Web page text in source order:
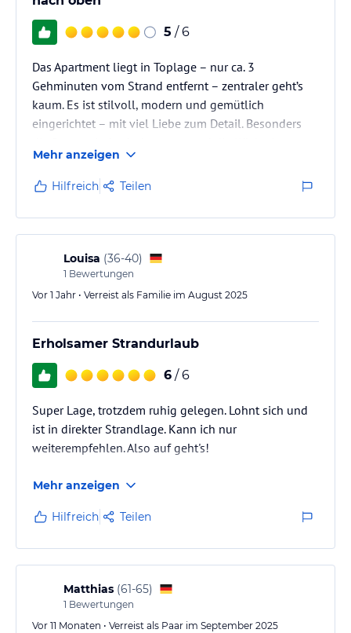
Meeresluft und die herrliche Aussicht auf das Meer.
Hinweis:
Verfasst von HolidayCheck mit Hilfe von KI. Alle
verbindlichenAngebotsdetailsdes jeweiligen Veranstalters.
5 / 6
Das Apartment liegt in Toplage – nur ca. 3
Gehminuten vom Strand entfernt – zentraler geht’s
kaum. Es ist stilvoll, modern und gemütlich
eingerichtet – mit viel Liebe zum Detail. Besonders
wirklich gut ausgestattet: Backofen, Spülmaschine,
schönes Geschirr, Toaster, Kaffeemaschine und sogar
ein Akkusauger für Sand oder Krümel – top!
Positiv hervorzuheben ist der wöchentliche
Roomservice: Müllentsorgung, frische Handtücher
und Auffüllen des Spülequipments (Tabs,…
Mehr anzeigen
Hilfreich Teilen
Louisa (36-40)
1 Bewertungen
Vor 1 Jahr • Verreist als Familie im August 2025
Erholsamer Strandurlaub
6 / 6
Super Lage, trotzdem ruhig gelegen. Lohnt sich und
ist in direkter Strandlage. Kann ich nur
weiterempfehlen. Also auf geht's!
Mehr anzeigen
Hilfreich Teilen
Matthias (61-65)
1 Bewertungen
Vor 11 Monaten • Verreist als Paar im September 2025